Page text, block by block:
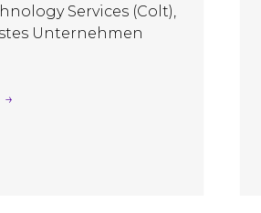
Services (Colt),
Unternehmen
→